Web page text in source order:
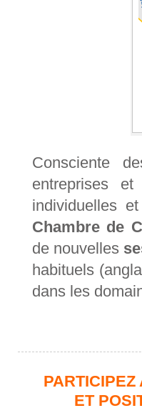
Consciente
entreprises
individuelles
Chambre de
de nouvelles
habituels
dans les
PARTICIPEZ
ET